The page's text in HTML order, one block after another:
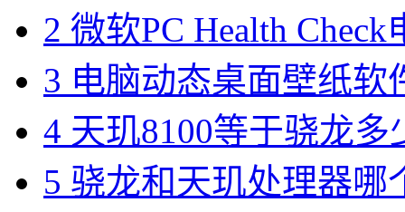
2 微软PC Health
3 电脑动态桌面壁纸软
4 天玑8100等于骁龙
5 骁龙和天玑处理器哪